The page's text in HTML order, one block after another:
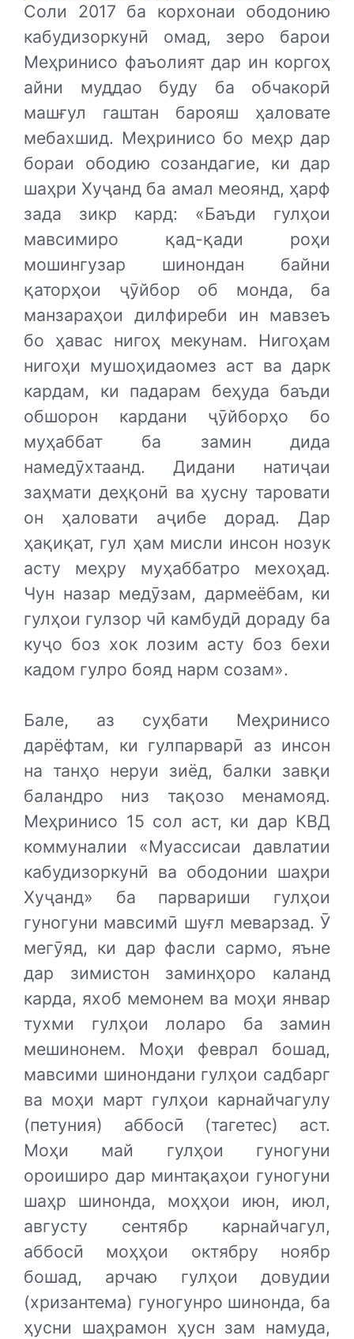
Соли 2017 ба корхонаи ободонию
ка­будизоркунӣ омад, зеро барои
Меҳринисо фаъолият дар ин коргоҳ
айни муддао буду ба обчакорӣ
машғул гаштан барояш ҳаловате
мебахшид. Меҳринисо бо меҳр дар
бораи ободию созандагие, ки дар
шаҳри Хуҷанд ба амал меоянд, ҳарф
зада зикр кард: «Баъди гулҳои
мавсимиро қад-қади роҳи
мошингузар шинондан байни
қаторҳои ҷӯйбор об монда, ба
манзараҳои дилфиреби ин мавзеъ
бо ҳавас нигоҳ мекунам. Нигоҳам
нигоҳи мушоҳидаомез аст ва дарк
кардам, ки падарам беҳуда баъди
обшорон кардани ҷӯйборҳо бо
муҳаббат ба замин дида
намедӯхтаанд. Дидани натиҷаи
заҳмати деҳқонӣ ва ҳусну таровати
он ҳаловати аҷибе дорад. Дар
ҳақиқат, гул ҳам мисли инсон нозук
асту меҳру муҳаббатро мехоҳад.
Чун назар медӯзам, дармеёбам, ки
гулҳои гулзор чӣ камбудӣ дораду ба
куҷо боз хок лозим асту боз бехи
кадом гулро бояд нарм созам».
Бале, аз суҳбати Меҳринисо
дарёфтам, ки гулпарварӣ аз инсон
на танҳо неруи зиёд, балки завқи
баландро низ тақозо менамояд.
Меҳринисо 15 сол аст, ки дар КВД
коммуналии «Муассисаи давлатии
кабудизоркунӣ ва ободонии шаҳри
Хуҷанд» ба парвариши гулҳои
гуногуни мавсимӣ шуғл меварзад. Ӯ
мегӯяд, ки дар фасли сармо, яъне
дар зимистон заминҳоро каланд
карда, яхоб мемонем ва моҳи январ
тухми гулҳои лоларо ба замин
мешинонем. Моҳи феврал бошад,
мавсими шинондани гулҳои садбарг
ва моҳи март гулҳои карнайчагулу
(петуния) аббосӣ (тагетес) аст.
Моҳи май гулҳои гуногуни
ороиширо дар минтақаҳои гуногуни
шаҳр шинонда, моҳҳои июн, июл,
августу сентябр карнайчагул,
аббосӣ моҳҳои октябру ноябр
бошад, арчаю гулҳои довудии
(хризантема) гуногунро шинонда, ба
ҳусни шаҳрамон ҳусн зам намуда,